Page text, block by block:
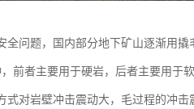
全问题，国内部分地下矿山逐渐用
前者主要用于硬岩，后者主要用于
式对岩壁冲击震动大，毛过程的冲击